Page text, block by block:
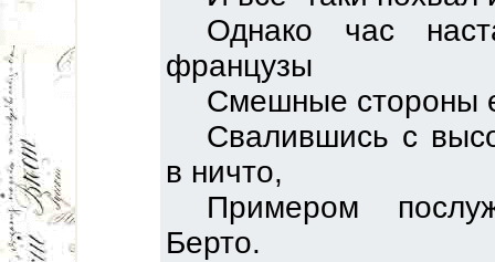
Однако час
французы
Смешные стороны
Свалившись с
в ничто,
Примером
Берто.